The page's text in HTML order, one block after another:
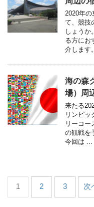
2020年
て、競技
しょうか
る方にお
介します
海の森
場）周
来たる
リンピッ
リーコー
の観戦を
今回は ...
1 2 3 次